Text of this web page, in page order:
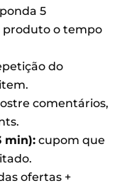
5
produto o tempo
do
comentários,
min):cupom que
ofertas +